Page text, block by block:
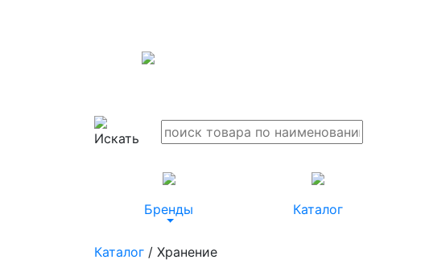
Бренды Каталог
Каталог / Хранение